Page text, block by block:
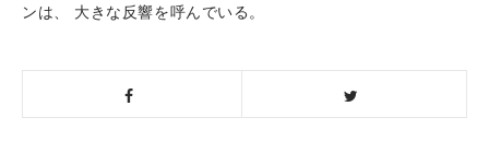
ンは、 大きな反響を呼んでいる。